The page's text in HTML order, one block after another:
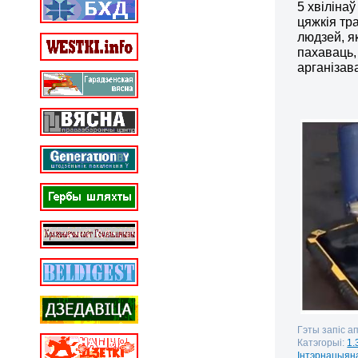
5
цяжкія
людзей,
Гэты запіс
Катэгорыі: